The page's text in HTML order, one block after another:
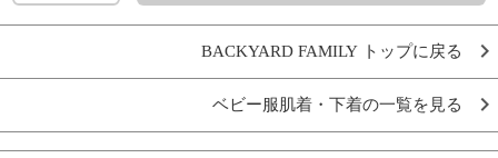
BACKYARD FAMILY トップに戻る
ベビー服肌着・下着の一覧を見る